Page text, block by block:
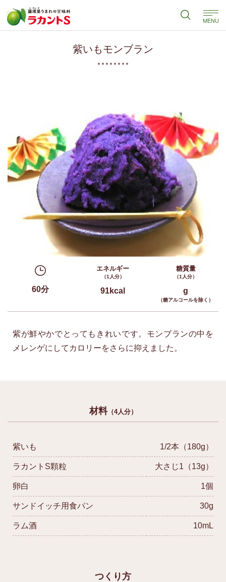
MENU
紫いもモンブラン
60分
エネルギー
（1人分）
91kcal
糖質量
（1人分）
g
（糖アルコールを除く）
紫が鮮やかでとってもきれいです。モンブランの中を
メレンゲにしてカロリーをさらに抑えました。
材料（4人分）
紫いも 1/2本（180g）
ラカントS顆粒 大さじ1（13g）
卵白 1個
サンドイッチ用食パン 30g
ラム酒 10mL
つくり方